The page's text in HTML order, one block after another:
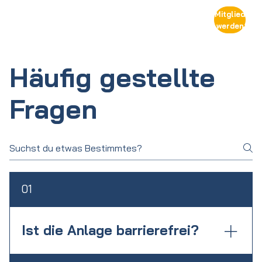
Mitglied
werden
Häufig gestellte
Fragen
01
Ist die Anlage barrierefrei?